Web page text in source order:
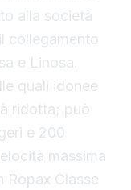
alla società
collegamento
e Linosa.
quali idonee
ridotta; può
e 200
massima
Ropax Classe